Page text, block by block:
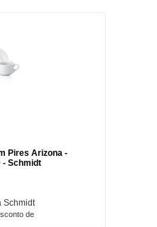
Pires Arizona -
- Schmidt
Schmidt
de